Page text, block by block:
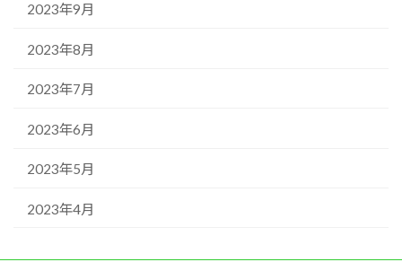
2023年9月
2023年8月
2023年7月
2023年6月
2023年5月
2023年4月